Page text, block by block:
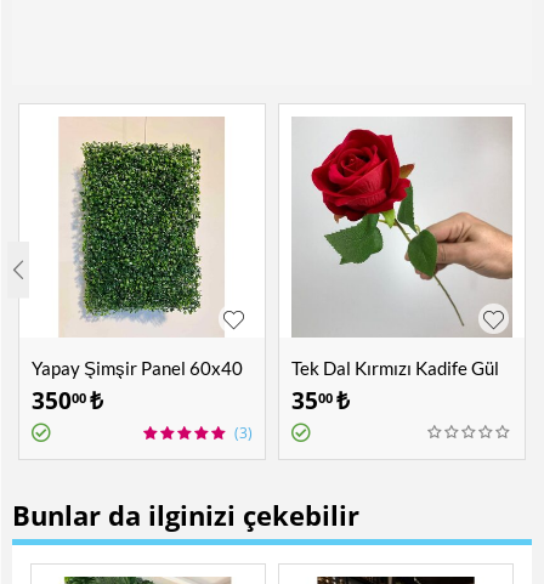
Yapay Şimşir Panel 60x40
cm
35000 ₺
(3)
Tek Dal Kırmızı Kadife Gül
3500 ₺
Bunlar da ilginizi çekebilir